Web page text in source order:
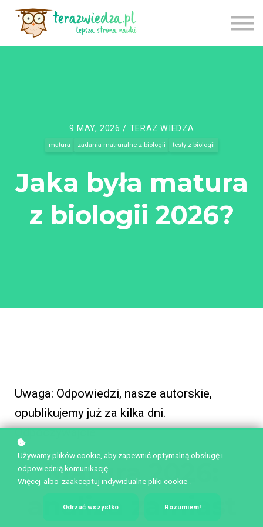
TU ZACZNIJ
9 MAY, 2026 / TERAZ WIEDZA
matura zadania matruralne z biologii testy z biologii
Jaka była matura
z biologii 2026?
Uwaga: Odpowiedzi, nasze autorskie,
opublikujemy już za kilka dni.
Odpoczywajcie
Matura 2026:
analiza zamiast
Używamy plików cookie, aby zapewnić optymalną obsługę i
odpowiednią komunikację.
Więcej albo zaakceptuj indywidualne pliki cookie
Odrzuć wszystko Rozumiem!